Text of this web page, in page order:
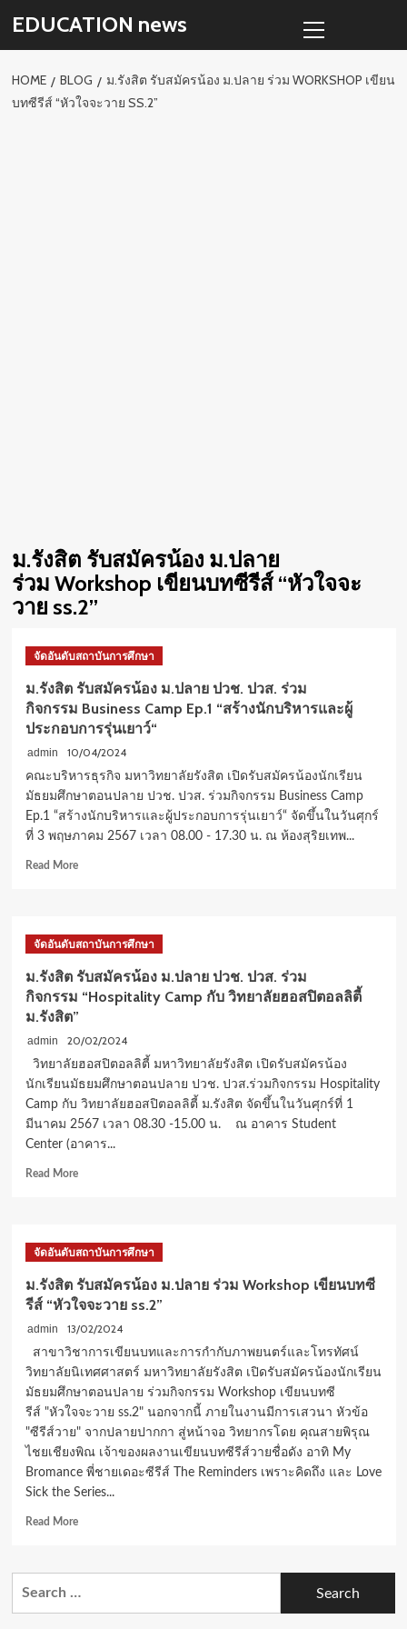
EDUCATION news
Menu
HOME BLOG
ม.รังสิต รับสมัครน้อง ม.ปลาย ร่วม WORKSHOP เขียน
บทซีรีส์ “หัวใจจะวาย SS.2”
ม.รังสิต รับสมัครน้อง ม.ปลาย
ร่วม Workshop เขียนบทซีรีส์ “หัวใจจะ
วาย ss.2”
จัดอันดับสถาบันการศึกษา
ม.รังสิต รับสมัครน้อง ม.ปลาย ปวช. ปวส. ร่วม
กิจกรรม Business Camp Ep.1 “สร้างนักบริหารและผู้
ประกอบการรุ่นเยาว์“
admin 10/04/2024
คณะบริหารธุรกิจ มหาวิทยาลัยรังสิต เปิดรับสมัครน้องนักเรียน
มัธยมศึกษาตอนปลาย ปวช. ปวส. ร่วมกิจกรรม Business Camp
Ep.1 “สร้างนักบริหารและผู้ประกอบการรุ่นเยาว์“ จัดขึ้นในวันศุกร์
ที่ 3 พฤษภาคม 2567 เวลา 08.00 - 17.30 น. ณ ห้องสุริยเทพ...
Read MoreRead
สมัคร
ม.ปลาย
ปวช.
ปวส.
ร่วม
กิจกรรม Business
Camp
Ep.1 “สร้าง
นัก
บริหาร
และ
ประกอบ
จัดอันดับสถาบันการศึกษา
ม.รังสิต รับสมัครน้อง ม.ปลาย ปวช. ปวส. ร่วม
กิจกรรม “Hospitality Camp กับ วิทยาลัยฮอสปิตอลลิตี้
ม.รังสิต”
admin 20/02/2024
วิทยาลัยฮอสปิตอลลิตี้ มหาวิทยาลัยรังสิต เปิดรับสมัครน้อง
นักเรียนมัธยมศึกษาตอนปลาย ปวช. ปวส.ร่วมกิจกรรม Hospitality
Camp กับ วิทยาลัยฮอสปิตอลลิตี้ ม.รังสิต จัดขึ้นในวันศุกร์ที่ 1
มีนาคม 2567 เวลา 08.30 -15.00 น. ณ อาคาร Student
Center (อาคาร...
Read MoreRead
สมัคร
ม.ปลาย
ปวช.
ปวส.
Camp กับ
วิทยา
ลัย
ฮอส
ปิ
ตอ
ม.รังสิต”
จัดอันดับสถาบันการศึกษา
ม.รังสิต รับสมัครน้อง ม.ปลาย ร่วม Workshop เขียนบทซี
รีส์ “หัวใจจะวาย ss.2”
admin 13/02/2024
สาขาวิชาการเขียนบทและการกำกับภาพยนตร์และโทรทัศน์
วิทยาลัยนิเทศศาสตร์ มหาวิทยาลัยรังสิต เปิดรับสมัครน้องนักเรียน
มัธยมศึกษาตอนปลาย ร่วมกิจกรรม Workshop เขียนบทซี
รีส์ "หัวใจจะวาย ss.2" นอกจากนี้ ภายในงานมีการเสวนา หัวข้อ
"ซีรีส์วาย" จากปลายปากกา สู่หน้าจอ วิทยากรโดย คุณสายพิรุณ
ไชยเชียงพิณ เจ้าของผลงานเขียนบทซีรีส์วายชื่อดัง อาทิ My
Bromance พี่ชายเดอะซีรีส์ The Reminders เพราะคิดถึง และ Love
Sick the Series...
Read MoreRead
ม.รังสิต